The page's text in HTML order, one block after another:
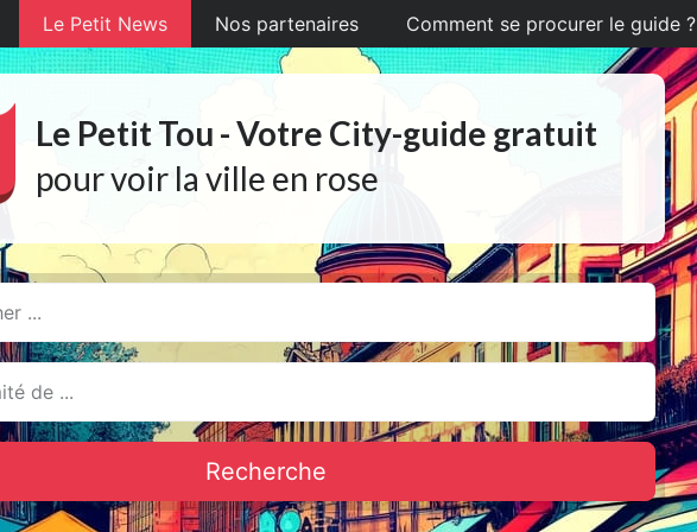
Le Petit News Nos partenaires Comment se procurer le guide ?
Le Petit Tou - Votre City-guide gratuit
pour voir la ville en rose
Recherche